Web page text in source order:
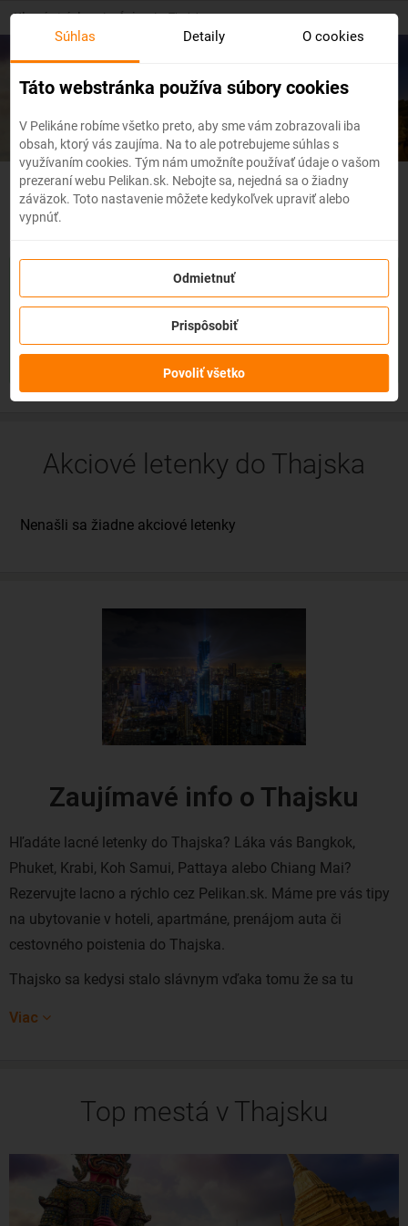
Skip
content
Hlavná stránka / Ázia / Thajsko
Lacné letenkyThajsko
Thajsko - Flexibilné letenky
zmena z akéhokoľvek dôvodu
letenky do 3 dní pred odletombez udania dôvodu!Po
zakúpení služby získate na zmenu údajov na letenke k
dispozíciikredit vo výške až 80% ceny z rezervácie.Službu si
môžete zakúpiť priamo pri procese rezervácie letenky.
Akciové letenky do Thajska
Zaujímavé info o Thajsku
Hľadáte lacné letenky do Thajska? Láka vás Bangkok,
Phuket, Krabi, Koh Samui, Pattaya alebo Chiang Mai?
Rezervujte lacno a rýchlo cez Pelikan.sk. Máme pre vás tipy
na ubytovanie v hoteli, apartmáne, prenájom auta či
cestovného poistenia do Thajska.
Thajsko sa kedysi stalo slávnym vďaka tomu že sa tu
rezorty, ale aj dobrodružstvo na každom kroku.
pravdepodobne povedú do hlavného mesta Bangkoku. Toto
vždy živé veľkomesto vás pohltí svojou inakosťou oproti
európskym mestám. Nie náhodou sa ale Bangkok nazýva aj
Viac
Top mestá v Thajsku
Súhlas Detaily O cookies
Táto webstránka používa súbory cookies
V Pelikáne robíme všetko preto, aby sme vám zobrazovali iba
obsah, ktorý vás zaujíma. Na to ale potrebujeme súhlas s
využívaním cookies. Tým nám umožníte používať údaje o vašom
prezeraní webu Pelikan.sk. Nebojte sa, nejedná sa o žiadny
záväzok. Toto nastavenie môžete kedykoľvek upraviť alebo
vypnúť.
Odmietnuť
Prispôsobiť
Povoliť všetko